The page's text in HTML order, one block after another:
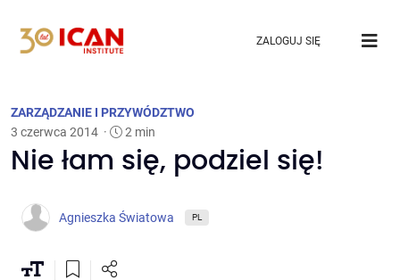
ZALOGUJ SIĘ
ZARZĄDZANIE I PRZYWÓDZTWO
3 czerwca 2014 · 2 min
Nie łam się, podziel się!
Agnieszka Światowa PL